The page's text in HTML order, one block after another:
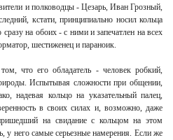
и полководцы - Цезарь, Иван Грозный,
кстати, принципиально носил кольца
сразу на обоих - с ними и запечатлен на всех
шестиженец и параноик.
что его обладатель - человек робкий,
Испытывая сложности при общении,
надевая кольцо на указательный палец,
в своих силах и, возможно, даже
на свидание с кольцом на этом
у него самые серьезные намерения. Если же